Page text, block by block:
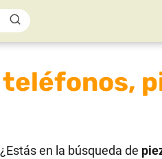
¿Estás en la búsqueda de